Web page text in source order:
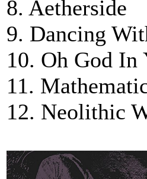
8. Aetherside
9. Dancing
10. Oh God In
11.
12. Neolithic